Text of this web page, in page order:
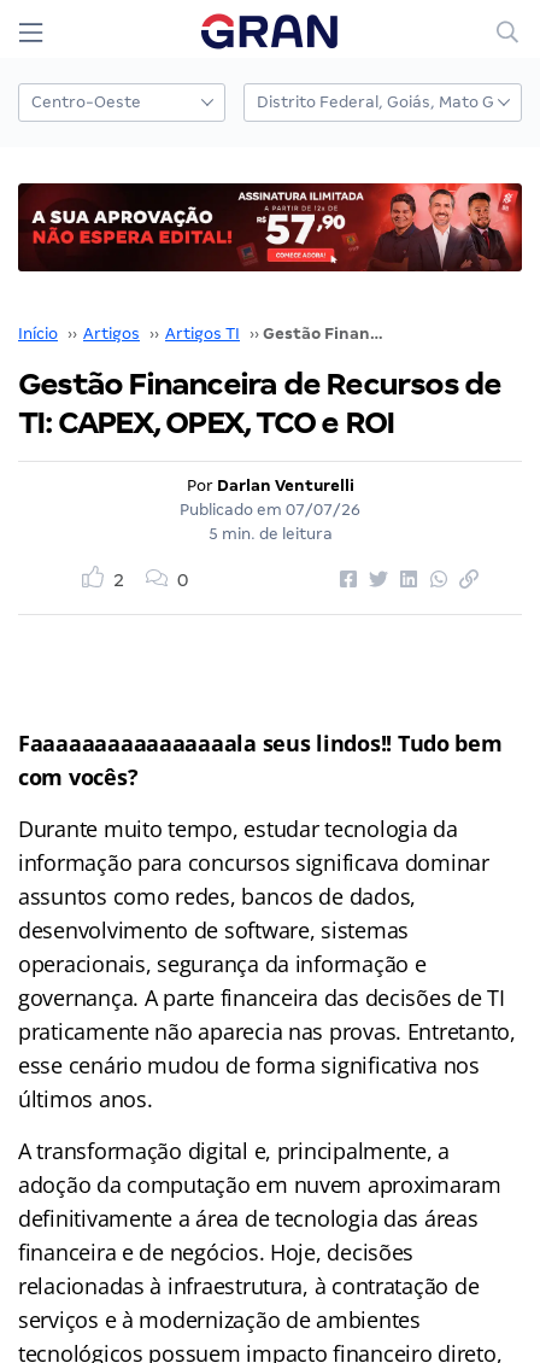
Início ›› Artigos ›› Artigos TI ›› Gestão Financeira de Recursos de TI: CAPEX, OPEX, TCO e ROI
Gestão Financeira de Recursos de
TI: CAPEX, OPEX, TCO e ROI
Por Darlan Venturelli
Publicado em 07/07/26
5 min. de leitura
2 0
Faaaaaaaaaaaaaaaala seus lindos!! Tudo bem
com vocês?
Durante muito tempo, estudar tecnologia da
informação para concursos significava dominar
assuntos como redes, bancos de dados,
desenvolvimento de software, sistemas
operacionais, segurança da informação e
governança. A parte financeira das decisões de TI
praticamente não aparecia nas provas. Entretanto,
esse cenário mudou de forma significativa nos
últimos anos.
A transformação digital e, principalmente, a
adoção da computação em nuvem aproximaram
definitivamente a área de tecnologia das áreas
financeira e de negócios. Hoje, decisões
relacionadas à infraestrutura, à contratação de
serviços e à modernização de ambientes
tecnológicos possuem impacto financeiro direto,